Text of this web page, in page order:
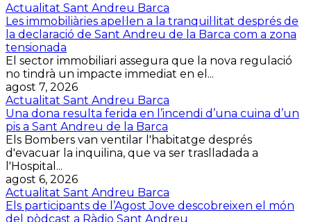
Actualitat Sant Andreu Barca
Les immobiliàries apel·len a la tranquil·litat després de
la declaració de Sant Andreu de la Barca com a zona
tensionada
El sector immobiliari assegura que la nova regulació
no tindrà un impacte immediat en el...
agost 7, 2026
Actualitat Sant Andreu Barca
Una dona resulta ferida en l’incendi d’una cuina d’un
pis a Sant Andreu de la Barca
Els Bombers van ventilar l'habitatge després
d'evacuar la inquilina, que va ser traslladada a
l'Hospital...
agost 6, 2026
Actualitat Sant Andreu Barca
Els participants de l’Agost Jove descobreixen el món
del pòdcast a Ràdio Sant Andreu